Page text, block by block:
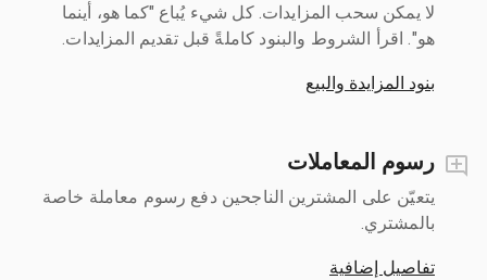
لا يمكن سحب المزايدات. كل شيء يُباع "كما هو، أينما
هو". اقرأ الشروط والبنود كاملةً قبل تقديم المزايدات.
بنود المزايدة والبيع
رسوم المعاملات
يتعيّن على المشترين الناجحين دفع رسوم معاملة خاصة
بالمشتري.
تفاصيل إضافية